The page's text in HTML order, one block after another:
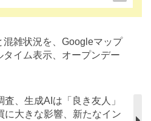
雑状況を、Googleマップ
イム表示、オープンデー
、生成AIは「良き友人」
に大きな影響、新たなイン